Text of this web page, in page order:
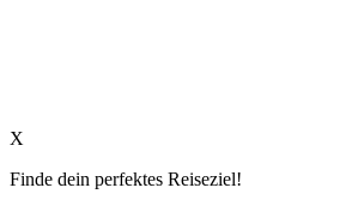
X
Finde dein perfektes Reiseziel!